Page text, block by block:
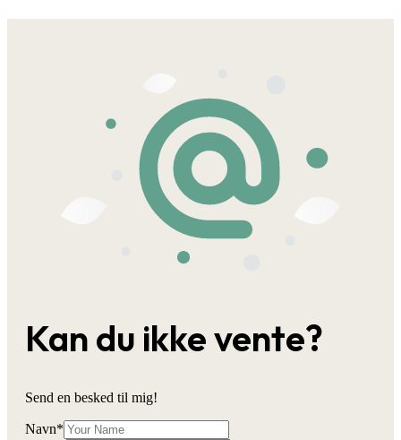
Kan du ikke vente?
Send en besked til mig!
Navn*